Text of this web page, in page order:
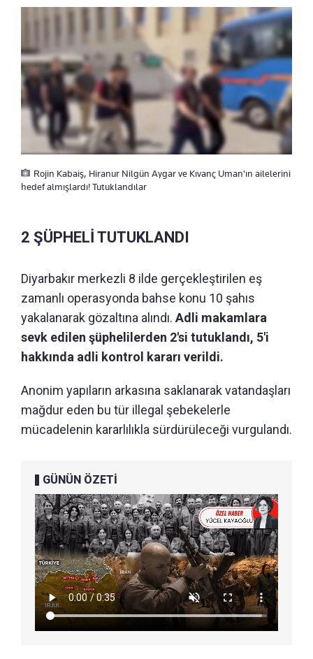
Rojin Kabaiş, Hiranur Nilgün Aygar ve Kıvanç Uman'ın ailelerini
hedef almışlardı! Tutuklandılar
2 ŞÜPHELİ TUTUKLANDI
Diyarbakır merkezli 8 ilde gerçekleştirilen eş
zamanlı operasyonda bahse konu 10 şahıs
yakalanarak gözaltına alındı. Adli makamlara
sevk edilen şüphelilerden 2'si tutuklandı, 5'i
hakkında adli kontrol kararı verildi.
Anonim yapıların arkasına saklanarak vatandaşları
mağdur eden bu tür illegal şebekelerle
mücadelenin kararlılıkla sürdürüleceği vurgulandı.
GÜNÜN ÖZETİ